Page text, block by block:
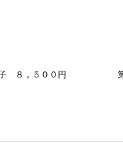
子 ８，５００円 第